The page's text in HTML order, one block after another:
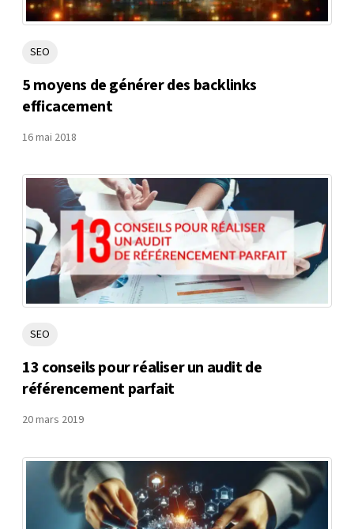
SEO
5 moyens de générer des backlinks
efficacement
16 mai 2018
SEO
13 conseils pour réaliser un audit de
référencement parfait
20 mars 2019